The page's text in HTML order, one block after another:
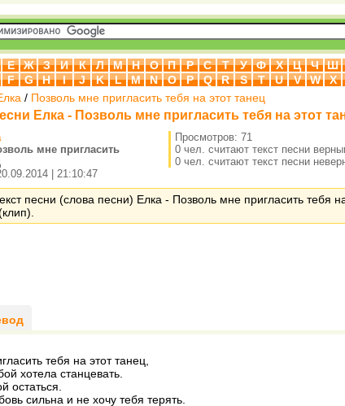
Е Ж З И К Л М Н О П Р С Т У Ф Х Ц Ч Ш
F G H I J K L M N O P Q R S T U V W X
/ Позволь мне пригласить тебя на этот танец
Елка - Позволь мне пригласить тебя на этот
мне пригласить
| 21:10:47
Просмотров: 71
0 чел. считают текст песни
0 чел. считают текст песни
песни (слова песни) Елка - Позволь мне пригласить тебя на
тебя на этот танец,
хотела станцевать.
остаться.
сильна и не хочу тебя терять.